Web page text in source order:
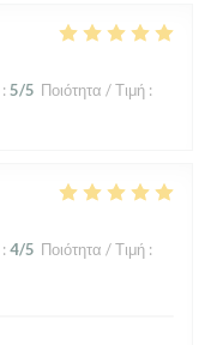
: 5/5 Ποιότητα / Τιμή :
: 4/5 Ποιότητα / Τιμή :